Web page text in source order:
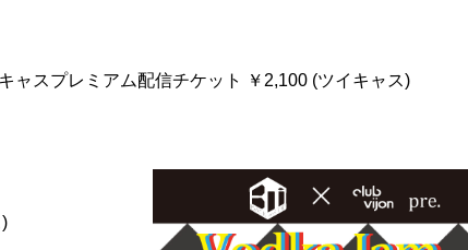
スプレミアム配信チケット ￥2,100 (ツイキャス)